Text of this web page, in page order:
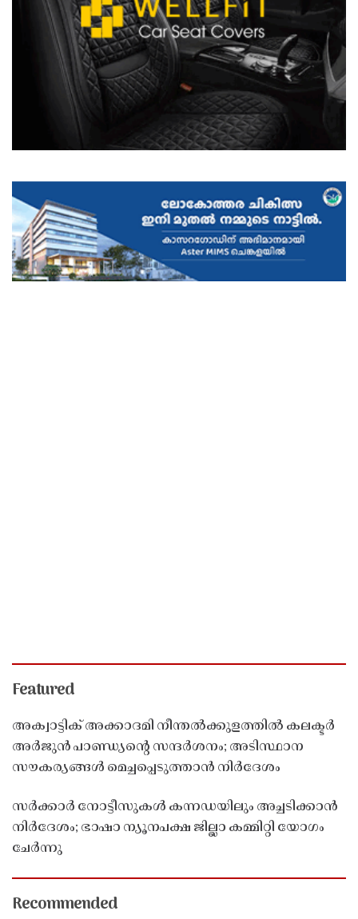
Featured
അക്വാട്ടിക് അക്കാദമി നീന്തൽക്കുളത്തിൽ കലക്ടർ
അർജുൻ പാണ്ഡ്യൻ്റെ സന്ദർശനം; അടിസ്ഥാന
സൗകര്യങ്ങൾ മെച്ചപ്പെടുത്താൻ നിർദേശം
സർക്കാർ നോട്ടീസുകൾ കന്നഡയിലും അച്ചടിക്കാൻ
നിർദേശം; ഭാഷാ ന്യൂനപക്ഷ ജില്ലാ കമ്മിറ്റി യോഗം
ചേർന്നു
Recommended